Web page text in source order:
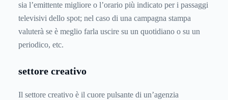
sia l’emittente migliore o l’orario più indicato per i passaggi
televisivi dello spot; nel caso di una campagna stampa
valuterà se è meglio farla uscire su un quotidiano o su un
periodico, etc.
settore creativo
Il settore creativo è il cuore pulsante di un’agenzia